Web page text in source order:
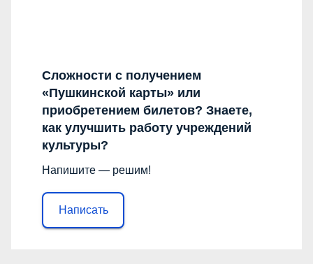
Сложности с получением
«Пушкинской карты» или
приобретением билетов? Знаете,
как улучшить работу учреждений
культуры?
Напишите — решим!
Написать